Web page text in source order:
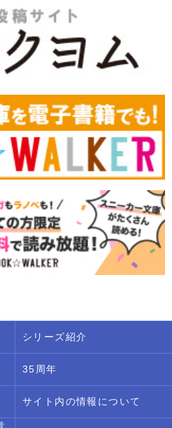
シリーズ紹介
35周年
サイト内の情報について